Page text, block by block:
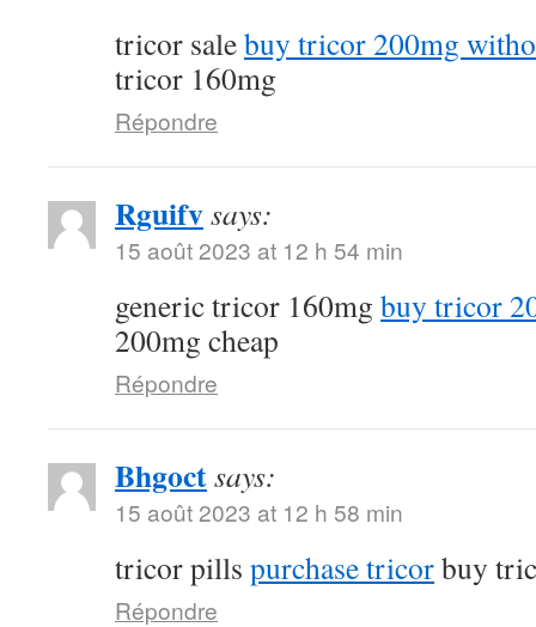
tricor salebuy tricor 200mg
tricor 160mg
Répondre
Rguifvsays:
15 août 2023 at 12 h 54 min
generic tricor 160mg buy tricor
200mg cheap
Répondre
Bhgoctsays:
15 août 2023 at 12 h 58 min
tricor pills purchase tricorbuy
Répondre